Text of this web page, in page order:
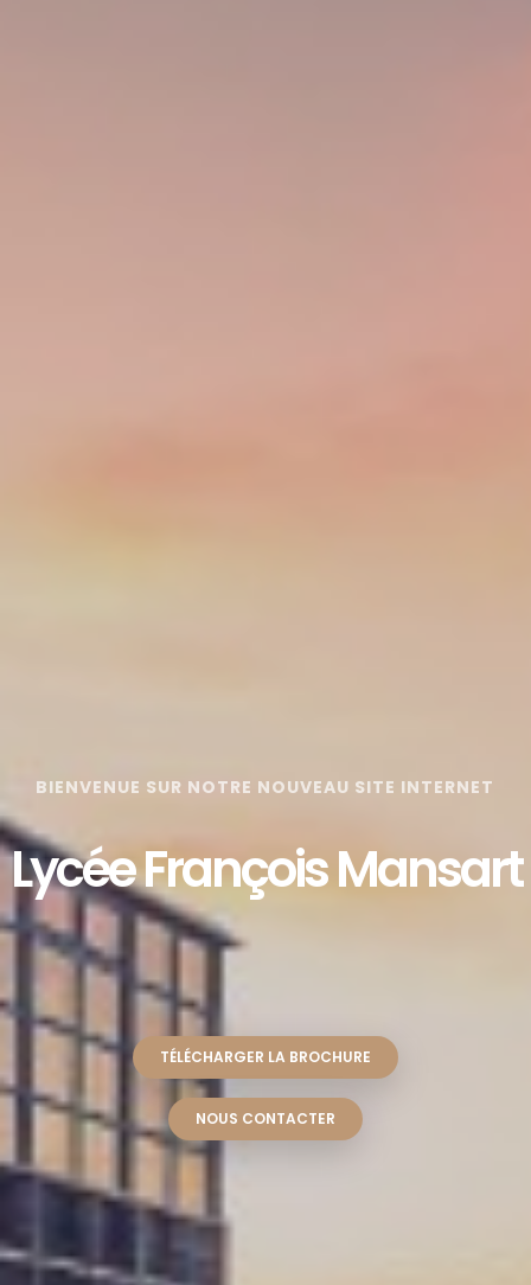
BIENVENUE SUR NOTRE NOUVEAU SITE INTERNET
Lycée François Mansart
TÉLÉCHARGER LA BROCHURE
NOUS CONTACTER